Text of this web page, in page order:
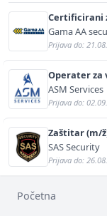
Certificirani
Gama AA
Prijava do:
Operater za
(m/ž)
ASM Services
Prijava do:
Zaštitar (m/
SAS Security
Prijava do:
Početna